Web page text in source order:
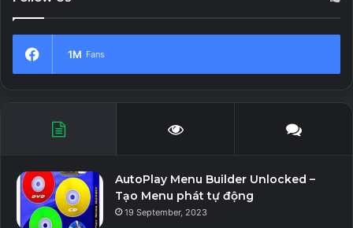
1M Fans
AutoPlay Menu Builder Unlocked –
Tạo Menu phát tự động
19 September, 2023